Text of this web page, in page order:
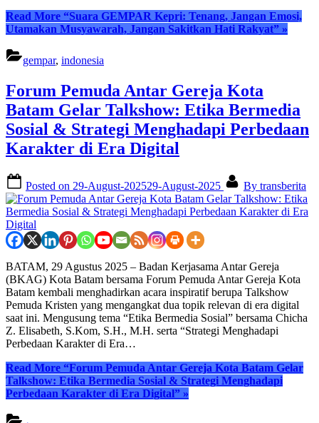
Read More “Suara GEMPAR Kepri: Tenang, Jangan Emosi,
Utamakan Musyawarah, Jangan Sakitkan Hati Rakyat” »
gempar, indonesia
Forum Pemuda Antar Gereja Kota
Batam Gelar Talkshow: Etika Bermedia
Sosial & Strategi Menghadapi Perbedaan
Karakter di Era Digital
Posted on 29-August-202529-August-2025 By transberita
BATAM, 29 Agustus 2025 – Badan Kerjasama Antar Gereja
(BKAG) Kota Batam bersama Forum Pemuda Antar Gereja Kota
Batam kembali menghadirkan acara inspiratif berupa Talkshow
Pemuda Kristen yang mengangkat dua topik relevan di era digital
saat ini. Mengusung tema “Etika Bermedia Sosial” bersama Chicha
Z. Elisabeth, S.Kom, S.H., M.H. serta “Strategi Menghadapi
Perbedaan Karakter di Era…
Read More “Forum Pemuda Antar Gereja Kota Batam Gelar
Talkshow: Etika Bermedia Sosial & Strategi Menghadapi
Perbedaan Karakter di Era Digital” »